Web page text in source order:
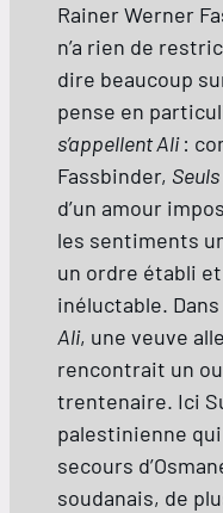
Rainer Werner
n’a rien de
dire beaucoup
pense en
s’appellent Ali:
Fassbinder,
d’un amour
les sentiments
un ordre établi
inéluctable. Dans
Ali, une veuve
rencontrait un
trentenaire. Ici
palestinienne
secours
soudanais, de